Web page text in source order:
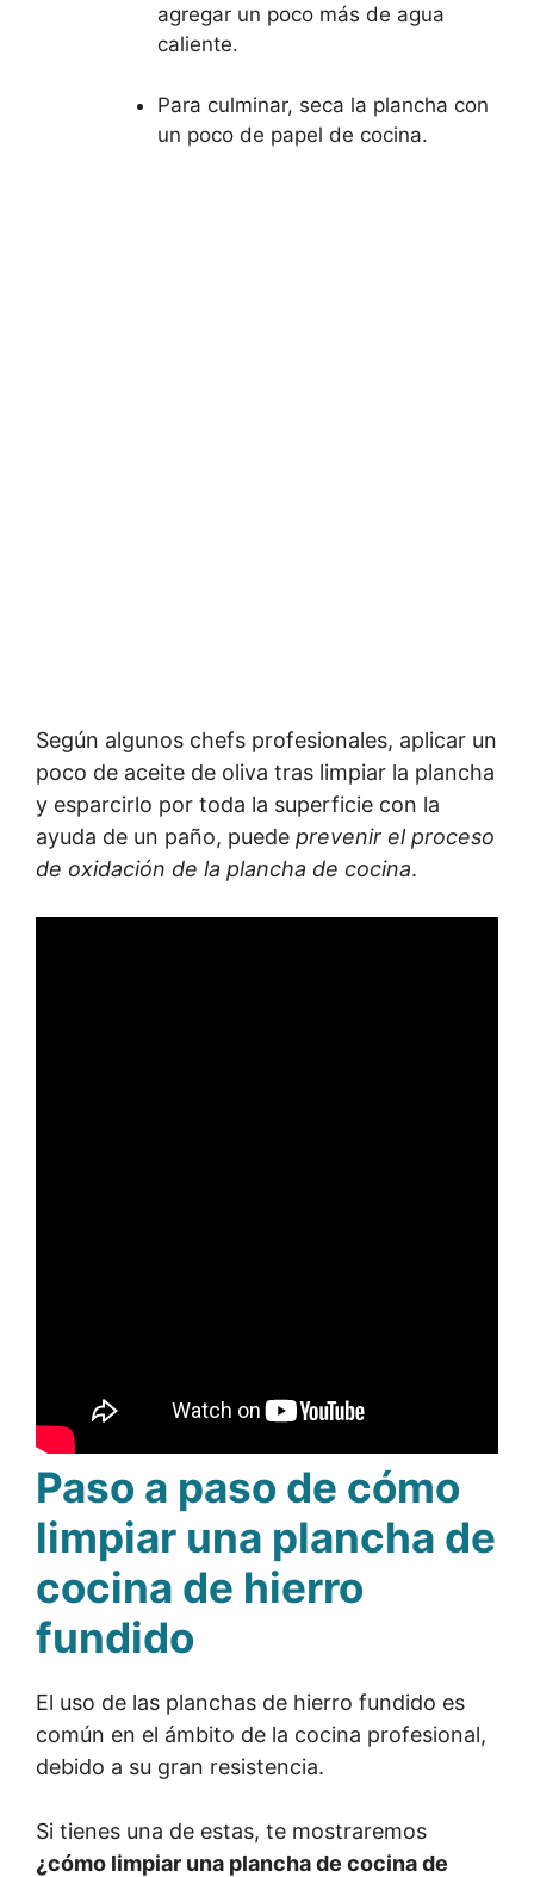
agregar un poco más de agua
caliente.
Para culminar, seca la plancha con
un poco de papel de cocina.
Según algunos chefs profesionales, aplicar un
poco de aceite de oliva tras limpiar la plancha
y esparcirlo por toda la superficie con la
ayuda de un paño, puede prevenir el proceso
de oxidación de la plancha de cocina.
Paso a paso de cómo
limpiar una plancha de
cocina de hierro
fundido
El uso de las planchas de hierro fundido es
común en el ámbito de la cocina profesional,
debido a su gran resistencia.
Si tienes una de estas, te mostraremos
¿cómo limpiar una plancha de cocina de